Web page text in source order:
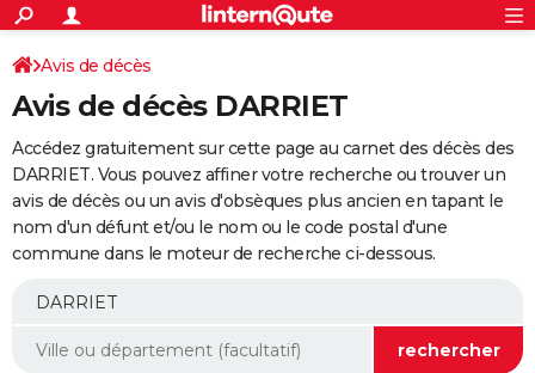
ACTUALITÉS
Politique
Société
Faits Divers
Education
Monde
Villes
+
SPORT
Coupe du monde 2026
Football
Tennis
Cyclisme
Rugby
Forum
Programme TV
TNT
Streaming
Cinéma
Sorties cinéma
Musique
+
FINANCE
Retraite
Epargne
Immobilier
Risques naturels par ville
Banque
Assurance
AUTO
Essais
Réserver un essai
Citadines
Berlines
SUV
Forum auto
+
Mobiles
Meilleur smartphone
Internet
Ordinateurs
Jeux vidéo
Guide high-tech
Aménagement intérieur
Avis de décès
Avis de décès DARRIET
Accédez gratuitement sur cette page au carnet des décès des
DARRIET. Vous pouvez affiner votre recherche ou trouver un
avis de décès ou un avis d'obsèques plus ancien en tapant le
nom d'un défunt et/ou le nom ou le code postal d'une
commune dans le moteur de recherche ci-dessous.